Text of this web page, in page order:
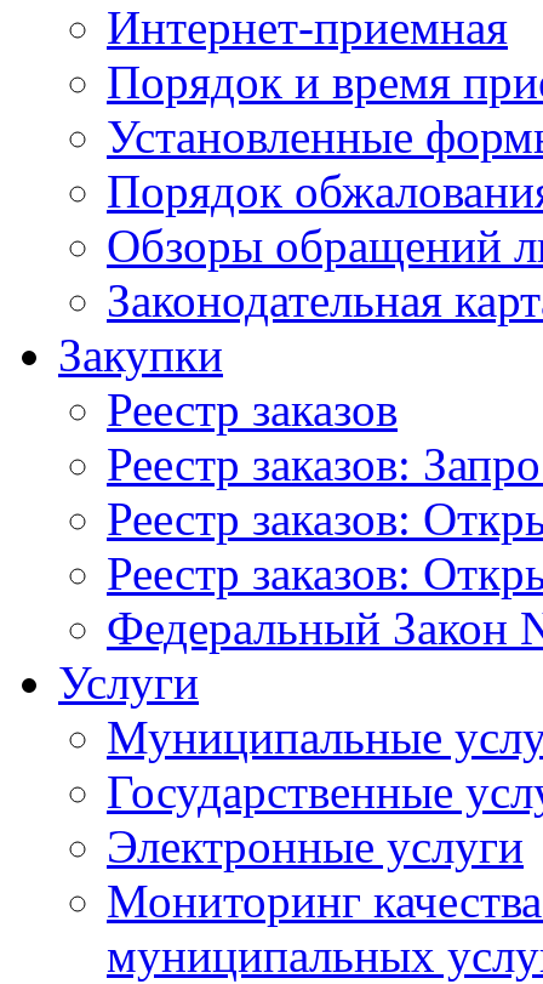
Интернет-приемная
Порядок и время
Установленные
Порядок
Обзоры обращений
Законодательная
Закупки
Реестр заказов
Реестр заказов:
Реестр заказов:
Реестр заказов:
Федеральный Закон
Услуги
Муниципальные
Государственные
Электронные услуги
Мониторинг
муниципальных